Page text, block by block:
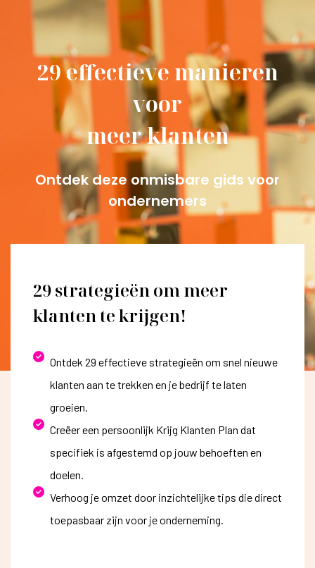
29 effectieve manieren
voor
meer klanten
Ontdek deze onmisbare gids voor
ondernemers
29 strategieën om meer
klanten te krijgen!
Ontdek 29 effectieve strategieën om snel nieuwe
klanten aan te trekken en je bedrijf te laten
groeien.
Creëer een persoonlijk Krijg Klanten Plan dat
specifiek is afgestemd op jouw behoeften en
doelen.
Verhoog je omzet door inzichtelijke tips die direct
toepasbaar zijn voor je onderneming.